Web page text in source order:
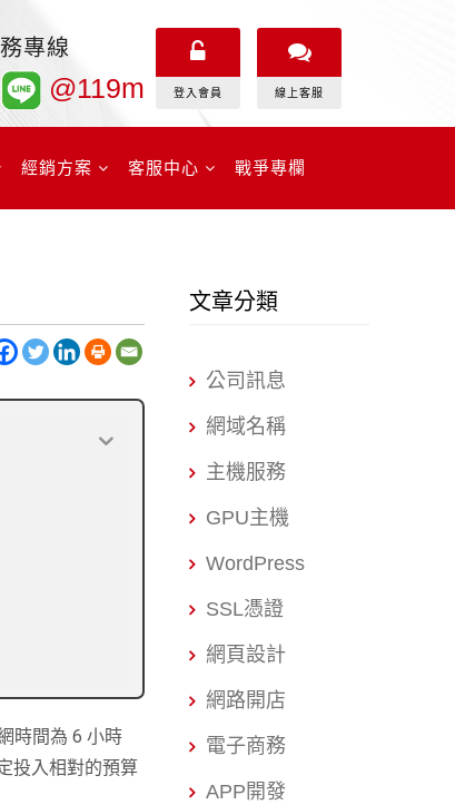
專線
@119m 登入會員 線上客服
經銷方案 客服中心 戰爭專欄
時間為 6 小時
投入相對的預算
文章分類
公司訊息
網域名稱
主機服務
GPU主機
WordPress
SSL憑證
網頁設計
網路開店
電子商務
APP開發